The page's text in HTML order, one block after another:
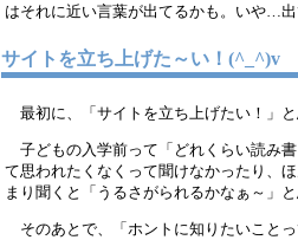
はそれに近い言葉が出てるかも。いや…
サイトを立ち上げた～い！(^_^)v
最初に、「サイトを立ち上げたい！」
子どもの入学前って「どれくらい読み
て思われたくなくって聞けなかったり、
まり聞くと「うるさがられるかなぁ～」
そのあとで、「ホントに知りたいこと